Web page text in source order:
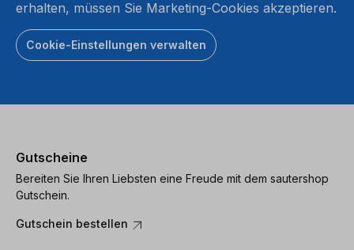
erhalten, müssen Sie Marketing-Cookies akzeptieren.
Cookie-Einstellungen verwalten
Gutscheine
Bereiten Sie Ihren Liebsten eine Freude mit dem sautershop
Gutschein.
Gutschein bestellen